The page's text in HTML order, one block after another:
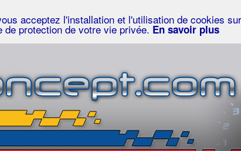
acceptez l'installation et l'utilisation de cookies
protection de votre vie privée. En savoir plus